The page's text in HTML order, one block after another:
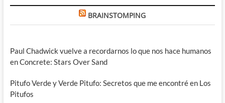
BRAINSTOMPING
Paul Chadwick vuelve a recordarnos lo que nos hace humanos
en Concrete: Stars Over Sand
Pitufo Verde y Verde Pitufo: Secretos que me encontré en Los
Pitufos